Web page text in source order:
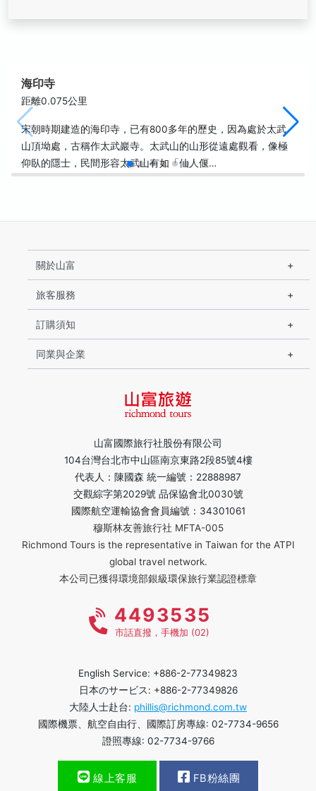
海印寺
距離0.075公里
宋朝時期建造的海印寺，已有800多年的歷史，因為處於太武
山頂坳處，古稱作太武巖寺。太武山的山形從遠處觀看，像極
仰臥的隱士，民間形容太武山有如「仙人偃…
山富國際旅行社股份有限公司
104台灣台北市中山區南京東路2段85號4樓
代表人：陳國森 統一編號：22888987
交觀綜字第2029號 品保協會北0030號
國際航空運輸協會會員編號：34301061
穆斯林友善旅行社 MFTA-005
Richmond Tours is the representative in Taiwan for the ATPI
global travel network.
本公司已獲得環境部銀級環保旅行業認證標章
關於山富
旅客服務
訂購須知
同業與企業
4493535
市話直撥，手機加 (02)
English Service: +886-2-77349823
日本のサービス: +886-2-77349826
大陸人士赴台: phillis@richmond.com.tw
國際機票、航空自由行、國際訂房專線: 02-7734-9656
證照專線: 02-7734-9766
線上客服 FB粉絲團